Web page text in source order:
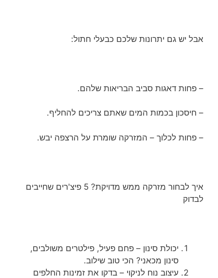
אבל יש גם יתרונות שלכם כבעלי חתול:
– פחות דאגות סביב הבריאות שלהם.
– חיסכון בכמות המים שאתם צריכים להחליף.
– פחות לכלוך – המזרקה שומרת על הרצפה יבש.
איך לבחור מזרקה ממש מדויקת? 5 פיצ'רים שחייבים
לבדוק
יכולת סינון – פחם פעיל, פילטרים משולבים,
סינון מכאני? הכי טוב שילוב.
עיצוב נוח לניקוי – בדקו את זמינות החלפים